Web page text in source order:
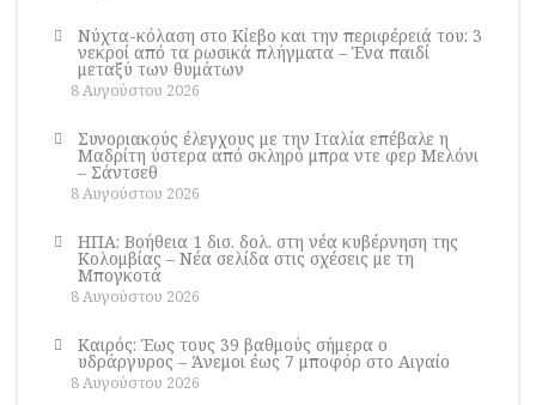
Νύχτα-κόλαση στο Κίεβο και την περιφέρειά του: 3
νεκροί από τα ρωσικά πλήγματα – Ένα παιδί
μεταξύ των θυμάτων
8 Αυγούστου 2026
Συνοριακούς έλεγχους με την Ιταλία επέβαλε η
Μαδρίτη ύστερα από σκληρό μπρα ντε φερ Μελόνι
– Σάντσεθ
8 Αυγούστου 2026
ΗΠΑ: Βοήθεια 1 δισ. δολ. στη νέα κυβέρνηση της
Κολομβίας – Νέα σελίδα στις σχέσεις με τη
Μπογκοτά
8 Αυγούστου 2026
Καιρός: Έως τους 39 βαθμούς σήμερα ο
υδράργυρος – Άνεμοι έως 7 μποφόρ στο Αιγαίο
8 Αυγούστου 2026